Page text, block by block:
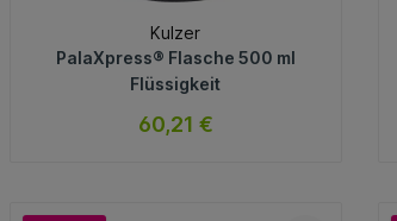
Kulzer
PalaXpress® Flasche 500 ml
Flüssigkeit
60,21 €